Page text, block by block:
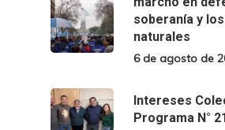
soberanía y
naturales
6 de agosto de
Intereses
Programa N°